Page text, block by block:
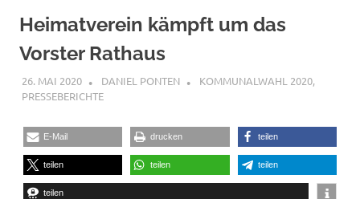
Heimatverein kämpft um das
Vorster Rathaus
26. MAI 2020 DANIEL PONTEN KOMMUNALWAHL 2020,
PRESSEBERICHTE
E-Mail drucken teilen
teilen teilen teilen
teilen